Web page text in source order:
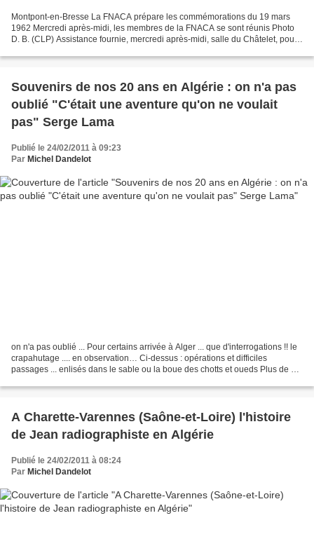
Montpont-en-Bresse La FNACA prépare les commémorations du 19 mars
1962 Mercredi après-midi, les membres de la FNACA se sont réunis Photo
D. B. (CLP) Assistance fournie, mercredi après-midi, salle du Châtelet, pour
Souvenirs de nos 20 ans en Algérie : on n'a pas
oublié "C'était une aventure qu'on ne voulait
pas" Serge Lama
Publié le 24/02/2011 à 09:23
Par Michel Dandelot
on n'a pas oublié ... Pour certains arrivée à Alger ... que d'interrogations !! le
crapahutage .... en observation… Ci-dessus : opérations et difficiles
passages ... enlisés dans le sable ou la boue des chotts et oueds Plus de 36
A Charette-Varennes (Saône-et-Loire) l'histoire
de Jean radiographiste en Algérie
Publié le 24/02/2011 à 08:24
Par Michel Dandelot